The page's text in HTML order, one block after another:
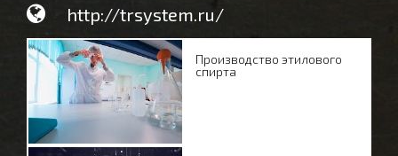
http://trsystem.ru/
Производство этилового
спирта